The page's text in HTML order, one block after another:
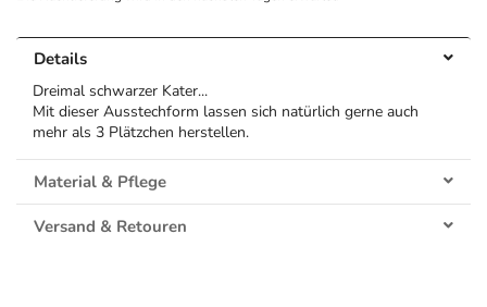
Details
Dreimal schwarzer Kater...
Mit dieser Ausstechform lassen sich natürlich gerne auch
mehr als 3 Plätzchen herstellen.
Material & Pflege
Versand & Retouren